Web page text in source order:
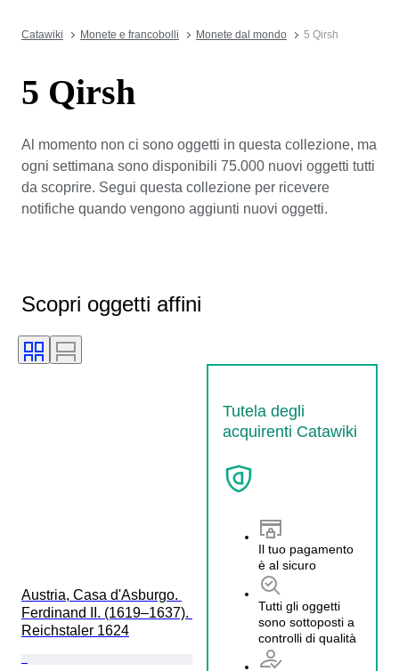
Catawiki Monete e francobolli Monete dal mondo 5 Qirsh
5 Qirsh
Al momento non ci sono oggetti in questa collezione, ma
ogni settimana sono disponibili 75.000 nuovi oggetti tutti
da scoprire. Segui questa collezione per ricevere
notifiche quando vengono aggiunti nuovi oggetti.
Scopri oggetti affini
Tutela degli
acquirenti Catawiki
Il tuo pagamento
è al sicuro
Tutti gli oggetti
sono sottoposti a
controlli di qualità
Austria, Casa d'Asburgo.
Ferdinand II. (1619–1637).
Reichstaler 1624